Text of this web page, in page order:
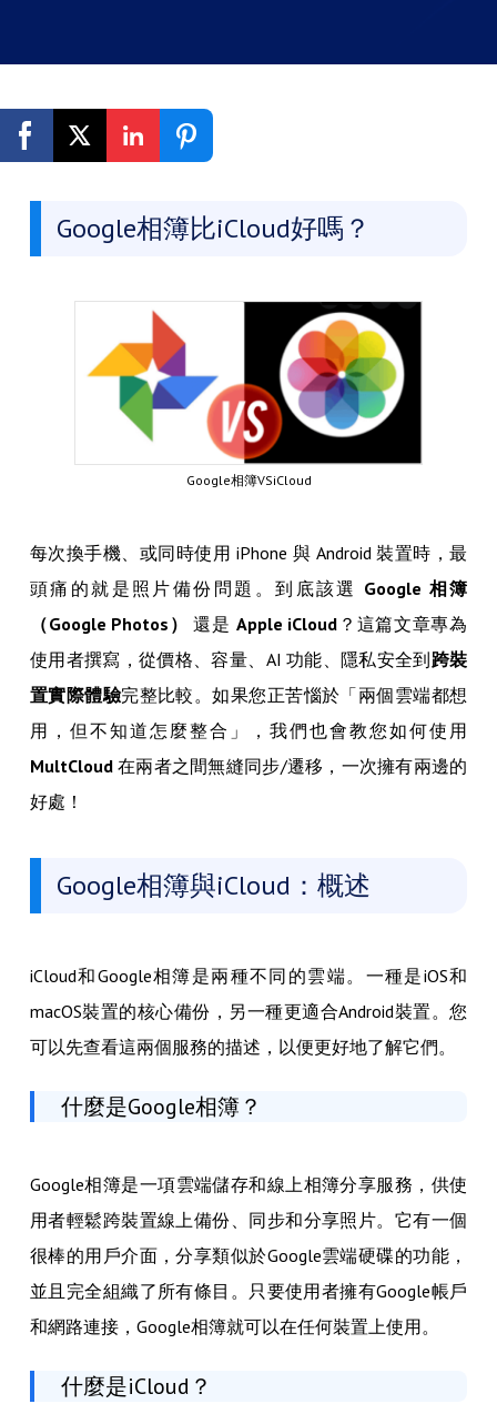
免費開始使用
Google相簿比iCloud好嗎？
Google相簿VSiCloud
每次換手機、或同時使用 iPhone 與 Android 裝置時，最
頭痛的就是照片備份問題。到底該選 Google 相簿
（Google Photos）
還是 Apple iCloud ？這篇文章專為
使用者撰寫，從價格、容量、AI 功能、隱私安全到跨裝
置實際體驗完整比較。如果您正苦惱於「兩個雲端都想
用，但不知道怎麼整合」，我們也會教您如何使用
MultCloud在兩者之間無縫同步/遷移，一次擁有兩邊的
好處！
Google相簿與iCloud：概述
iCloud和Google相簿是兩種不同的雲端。一種是iOS和
macOS裝置的核心備份，另一種更適合Android裝置。您
可以先查看這兩個服務的描述，以便更好地了解它們。
什麼是Google相簿？
Google相簿是一項雲端儲存和線上相簿分享服務，供使
用者輕鬆跨裝置線上備份、同步和分享照片。它有一個
很棒的用戶介面，分享類似於Google雲端硬碟的功能，
並且完全組織了所有條目。只要使用者擁有Google帳戶
和網路連接，Google相簿就可以在任何裝置上使用。
什麼是iCloud？